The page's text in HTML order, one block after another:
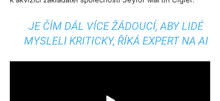
JE ČÍM DÁL VÍCE ŽÁDOUCÍ, ABY LIDÉ
MYSLELI KRITICKY, ŘÍKÁ EXPERT NA AI